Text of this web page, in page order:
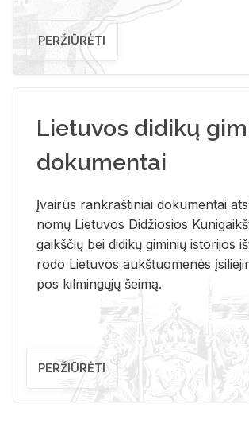
PERŽIŪRĖTI
Lietuvos didikų
dokumentai
Įvai­rūs rank­raš­ti­niai do­ku­men­tai
no­mų Lie­tu­vos Di­džio­sios
gaikš­čių bei di­di­kų gi­mi­nių is­to­ri­jos
ro­do Lie­tu­vos aukš­tuo­me­nės
pos kil­min­gų­jų šei­mą.
PERŽIŪRĖTI